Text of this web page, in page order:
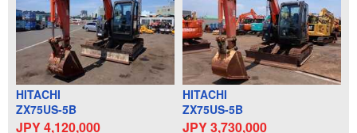
HITACHI
ZX75US-5B
JPY 4,120,000
HITACHI
ZX75US-5B
JPY 3,730,000